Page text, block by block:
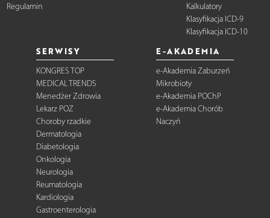
Regulamin
Kalkulatory
Klasyfikacja ICD-9
Klasyfikacja ICD-10
SERWISY
KONGRES TOP
MEDICAL TRENDS
Menedżer Zdrowia
Lekarz POZ
Choroby rzadkie
Dermatologia
Diabetologia
Onkologia
Neurologia
Reumatologia
Kardiologia
Gastroenterologia
E-AKADEMIA
e-Akademia Zaburzeń
Mikrobioty
e-Akademia POChP
e-Akademia Chorób
Naczyń